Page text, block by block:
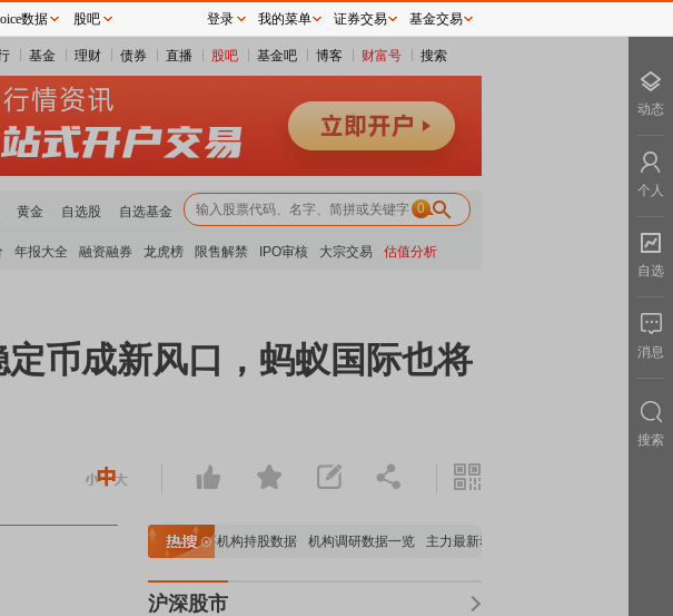
基金 理财 债券 直播 股吧 基金吧 博客 财富号 搜索
黄金 自选股 自选基金 0
年报大全 融资融券 龙虎榜 限售解禁 IPO审核 大宗交易 估值分析
定币成新风口，蚂蚁国际也将
A股估值分析全览 重要机构持股数据 机构调研数据一览 主力最新动向
沪深股市
数据 股吧 登录 我的菜单 证券交易 基金交易
动态
个人
自选
消息
搜索